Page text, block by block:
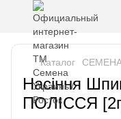
Каталог
Насіння
ПОЛІССЯ